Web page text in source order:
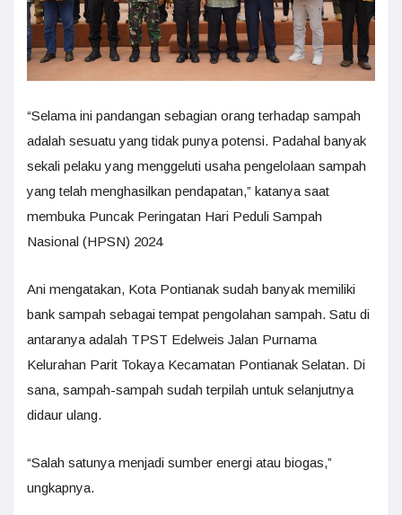
“Selama ini pandangan sebagian orang terhadap sampah
adalah sesuatu yang tidak punya potensi. Padahal banyak
sekali pelaku yang menggeluti usaha pengelolaan sampah
yang telah menghasilkan pendapatan,” katanya saat
membuka Puncak Peringatan Hari Peduli Sampah
Nasional (HPSN) 2024
Ani mengatakan, Kota Pontianak sudah banyak memiliki
bank sampah sebagai tempat pengolahan sampah. Satu di
antaranya adalah TPST Edelweis Jalan Purnama
Kelurahan Parit Tokaya Kecamatan Pontianak Selatan. Di
sana, sampah-sampah sudah terpilah untuk selanjutnya
didaur ulang.
“Salah satunya menjadi sumber energi atau biogas,”
ungkapnya.